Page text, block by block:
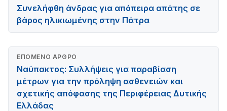
Συνελήφθη άνδρας για απόπειρα απάτης σε
βάρος ηλικιωμένης στην Πάτρα
ΕΠΌΜΕΝΟ ΆΡΘΡΟ
Ναύπακτος: Συλλήψεις για παραβίαση
μέτρων για την πρόληψη ασθενειών και
σχετικής απόφασης της Περιφέρειας Δυτικής
Ελλάδας